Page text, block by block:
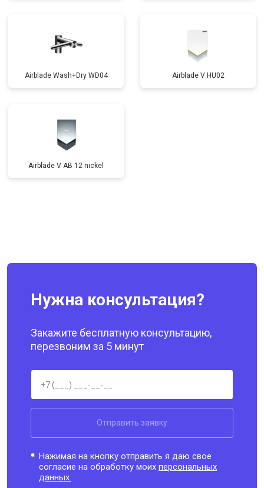
Airblade Wash+Dry WD04 Airblade V HU02
Airblade V AB 12 nickel
Нужна консультация?
Закажите бесплатную консультацию,
перезвоним за 5 минут
Отправить заявку
Нажимая на кнопку отправить я даю свое
согласие на обработку моихперсональных
данных.